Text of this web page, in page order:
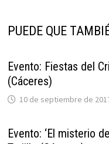
PUEDE QUE
Evento: Fiestas del
(Cáceres)
10 de septiembre de
Evento: ‘El misterio